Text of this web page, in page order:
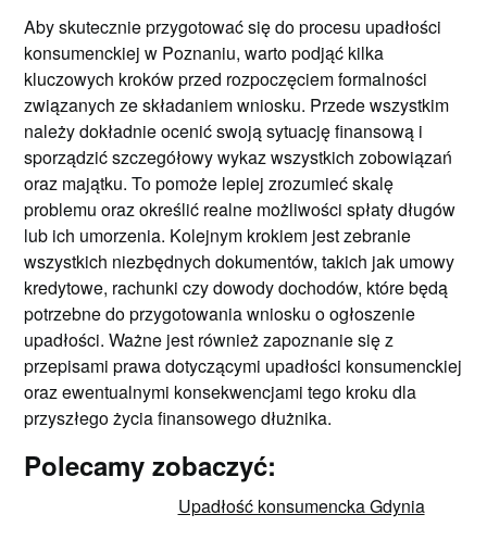
Aby skutecznie przygotować się do procesu upadłości
konsumenckiej w Poznaniu, warto podjąć kilka
kluczowych kroków przed rozpoczęciem formalności
związanych ze składaniem wniosku. Przede wszystkim
należy dokładnie ocenić swoją sytuację finansową i
sporządzić szczegółowy wykaz wszystkich zobowiązań
oraz majątku. To pomoże lepiej zrozumieć skalę
problemu oraz określić realne możliwości spłaty długów
lub ich umorzenia. Kolejnym krokiem jest zebranie
wszystkich niezbędnych dokumentów, takich jak umowy
kredytowe, rachunki czy dowody dochodów, które będą
potrzebne do przygotowania wniosku o ogłoszenie
upadłości. Ważne jest również zapoznanie się z
przepisami prawa dotyczącymi upadłości konsumenckiej
oraz ewentualnymi konsekwencjami tego kroku dla
przyszłego życia finansowego dłużnika.
Polecamy zobaczyć:
Upadłość konsumencka Gdynia